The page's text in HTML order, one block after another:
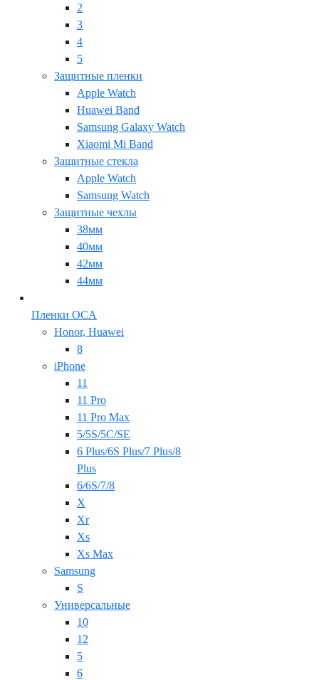
2
3
4
5
Защитные пленки
Apple Watch
Huawei Band
Samsung Galaxy Watch
Xiaomi Mi Band
Защитные стекла
Apple Watch
Samsung Watch
Защитные чехлы
38мм
40мм
42мм
44мм
Пленки OCA
Honor, Huawei
8
iPhone
11
11 Pro
11 Pro Max
5/5S/5C/SE
6 Plus/6S Plus/7 Plus/8
Plus
6/6S/7/8
X
Xr
Xs
Xs Max
Samsung
S
Универсальные
10
12
5
6